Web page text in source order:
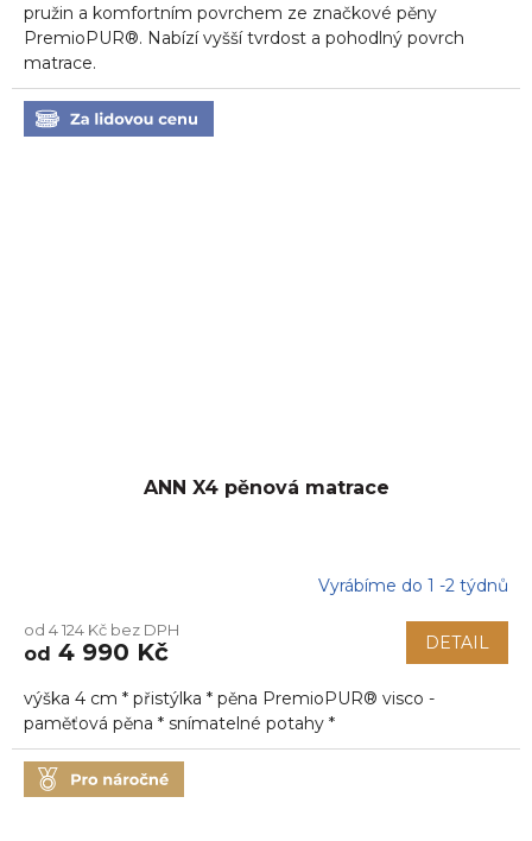
pružin a komfortním povrchem ze značkové pěny
PremioPUR®. Nabízí vyšší tvrdost a pohodlný povrch
matrace.
ANN X4 pěnová matrace
produktu
je
z
5
hvězdiček.
Vyrábíme do 1 -2 týdnů
od 4 124 Kč bez DPH
od 4 990 Kč DETAIL
výška 4 cm * přistýlka * pěna PremioPUR® visco -
paměťová pěna * snímatelné potahy *